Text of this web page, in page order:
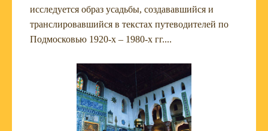
исследуется образ усадьбы, создававшийся и
транслировавшийся в текстах путеводителей по
Подмосковью 1920-х – 1980-х гг....